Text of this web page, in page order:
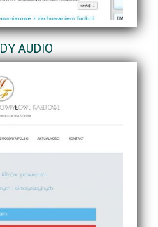
AUDIO